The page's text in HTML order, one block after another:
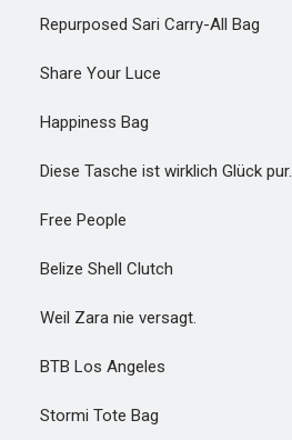
Repurposed Sari Carry-All Bag
Share Your Luce
Happiness Bag
Diese Tasche ist wirklich Glück pur.
Free People
Belize Shell Clutch
Weil Zara nie versagt.
BTB Los Angeles
Stormi Tote Bag